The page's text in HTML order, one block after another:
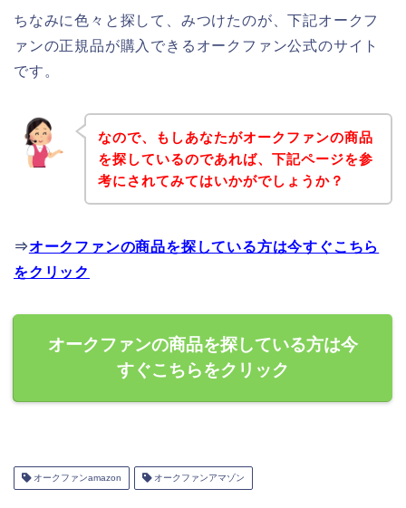
ちなみに色々と探して、みつけたのが、下記オークフ
ァンの正規品が購入できるオークファン公式のサイト
です。
なので、もしあなたがオークファンの商品
を探しているのであれば、下記ページを参
考にされてみてはいかがでしょうか？
⇒オークファンの商品を探している方は今すぐこちら
をクリック
オークファンの商品を探している方は今
すぐこちらをクリック
オークファンamazon オークファンアマゾン